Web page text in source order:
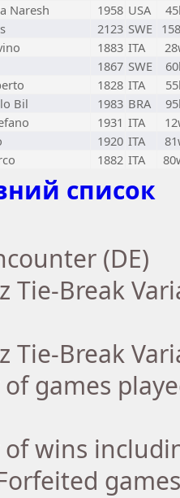
Naresh 1958 USA
2123 SWE
1883 ITA
1867 SWE
1828 ITA
Bil 1983 BRA
1931 ITA
1920 ITA
1882 ITA
список
(DE)
Tie-Break
Tie-Break
games
wins